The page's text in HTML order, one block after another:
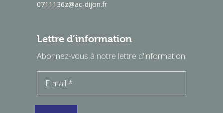
0711136z@ac-dijon.fr
Lettre d’information
Abonnez-vous à notre lettre d'information